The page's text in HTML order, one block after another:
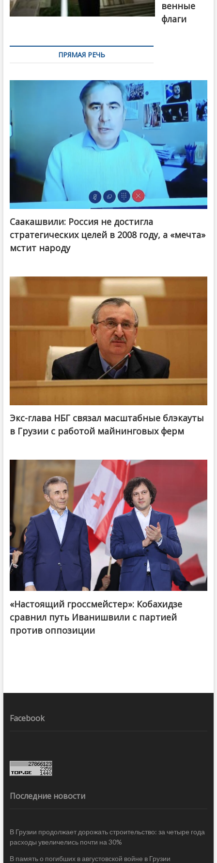
венные
флаги
ПРЯМАЯ РЕЧЬ
Саакашвили: Россия не достигла
стратегических целей в 2008 году, а «мечта»
мстит народу
Экс-глава НБГ связал масштабные блэкауты
в Грузии с работой майнинговых ферм
@ქართული ოცნება / Georgian Dream
«Настоящий гроссмейстер»: Кобахидзе
сравнил путь Иванишвили с партией
против оппозиции
Facebook
Последние новости
В Грузии продолжает дорожать строительство: за четыре года
расходы увеличелись почти на 30%
В память о погибших в августовской войне в Грузии